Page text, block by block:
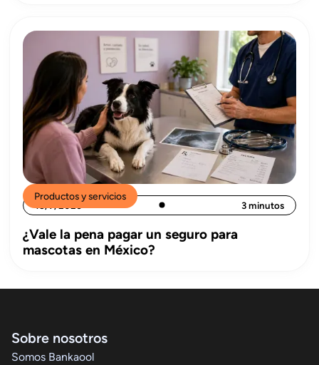
Productos y servicios
15/7/2026 3 minutos
¿Vale la pena pagar un seguro para
mascotas en México?
Sobre nosotros
Somos Bankaool